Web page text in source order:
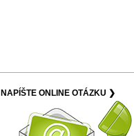
NAPÍŠTE ONLINE OTÁZKU ❯